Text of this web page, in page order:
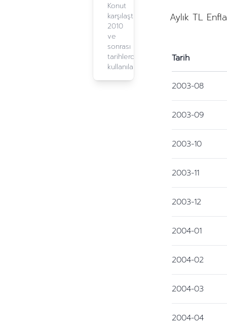
Konut
karşılaştırma,
2010
ve
sonrası
tarihlerde
kullanılabilir.
Aylık TL
Tarih
2003-08
2003-09
2003-10
2003-11
2003-12
2004-01
2004-02
2004-03
2004-04